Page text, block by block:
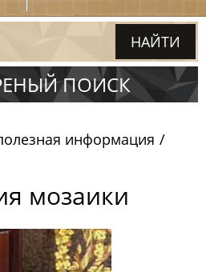
ПОИСК
информация
мозаики